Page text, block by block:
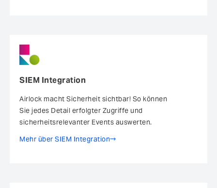
SIEM Integration
Airlock macht Sicherheit sichtbar! So können
Sie jedes Detail erfolgter Zugriffe und
sicherheitsrelevanter Events auswerten.
Mehr über SIEM Integration